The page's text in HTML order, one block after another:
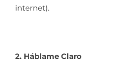
internet).
2. Háblame Claro